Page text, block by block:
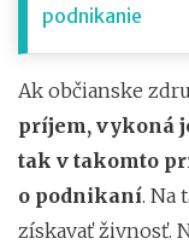
podnikanie
Ak občianske
príjem, vykoná
tak v takomto
o podnikaní. Na
získavať živnosť.